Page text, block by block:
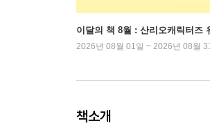
이달의 책 8월 : 산리오캐릭터즈
2026년 08월 01일 ~ 2026년 08월
책소개